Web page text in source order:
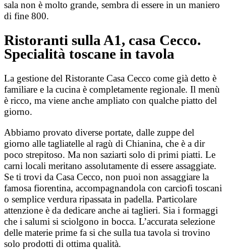
sala non è molto grande, sembra di essere in un maniero
di fine 800.
Ristoranti sulla A1, casa Cecco.
Specialità toscane in tavola
La gestione del Ristorante Casa Cecco come già detto è
familiare e la cucina è completamente regionale. Il menù
è ricco, ma viene anche ampliato con qualche piatto del
giorno.
Abbiamo provato diverse portate, dalle zuppe del
giorno alle tagliatelle al ragù di Chianina, che è a dir
poco strepitoso. Ma non saziarti solo di primi piatti. Le
carni locali meritano assolutamente di essere assaggiate.
Se ti trovi da Casa Cecco, non puoi non assaggiare la
famosa fiorentina, accompagnandola con carciofi toscani
o semplice verdura ripassata in padella. Particolare
attenzione è da dedicare anche ai taglieri. Sia i formaggi
che i salumi si sciolgono in bocca. L’accurata selezione
delle materie prime fa si che sulla tua tavola si trovino
solo prodotti di ottima qualità.